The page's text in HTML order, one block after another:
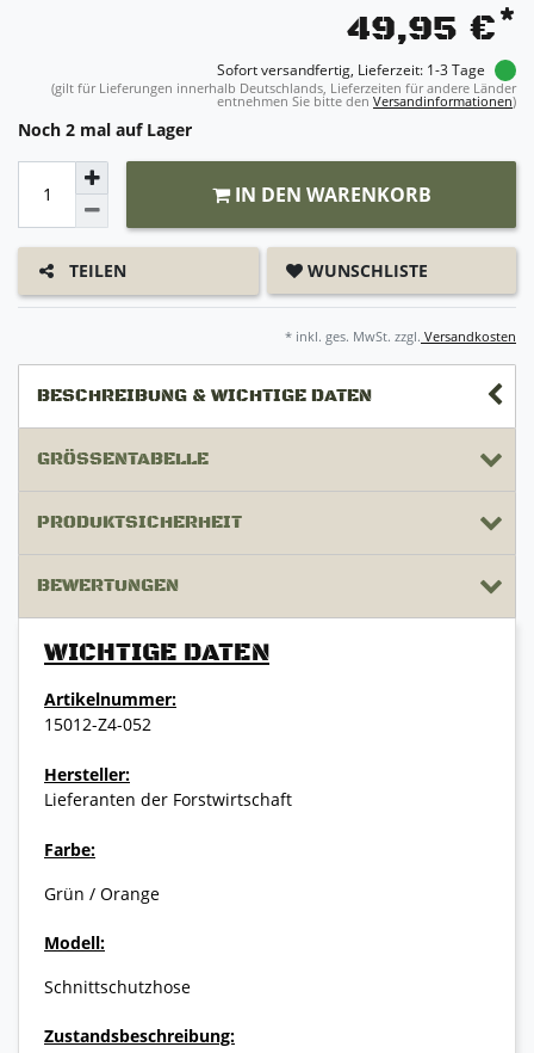
49,95 €*
Sofort versandfertig, Lieferzeit: 1-3 Tage
(gilt für Lieferungen innerhalb Deutschlands, Lieferzeiten für andere Länder
entnehmen Sie bitte den Versandinformationen)
Noch 2 mal auf Lager
IN DEN WARENKORB
TEILEN WUNSCHLISTE
* inkl. ges. MwSt. zzgl. Versandkosten
BESCHREIBUNG & WICHTIGE DATEN
GRÖSSENTABELLE
PRODUKTSICHERHEIT
BEWERTUNGEN
WICHTIGE DATEN
Artikelnummer:
15012-Z4-052
Hersteller:
Lieferanten der Forstwirtschaft
Farbe:
Grün / Orange
Modell:
Schnittschutzhose
Zustandsbeschreibung: